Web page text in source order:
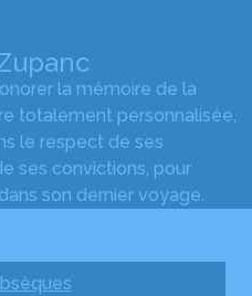
la mémoire de la
totalement personnalisée,
le respect de ses
ses convictions, pour
son dernier voyage.